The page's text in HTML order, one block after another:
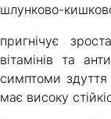
шлунково-
пригнічує
вітамінів та
симптоми
має високу